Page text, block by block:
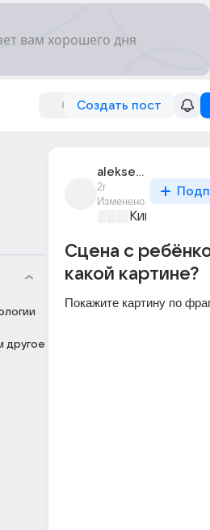
Создать пост
другое
aleksei_61288
2г
Изменено
Киномания
Сцена с
какой картине?
Покажите картину по